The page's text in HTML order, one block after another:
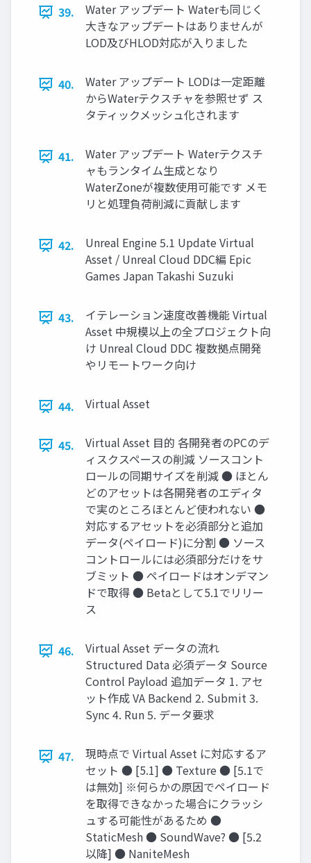
39.
Water アップデート Waterも同じく
大きなアップデートはありませんが
LOD及びHLOD対応が入りました
40.
Water アップデート LODは一定距離
からWaterテクスチャを参照せず ス
タティックメッシュ化されます
41.
Water アップデート Waterテクスチ
ャもランタイム生成となり
WaterZoneが複数使用可能です メモ
リと処理負荷削減に貢献します
42.
Unreal Engine 5.1 Update Virtual
Asset / Unreal Cloud DDC編 Epic
Games Japan Takashi Suzuki
43.
イテレーション速度改善機能 Virtual
Asset 中規模以上の全プロジェクト向
け Unreal Cloud DDC 複数拠点開発
やリモートワーク向け
44. Virtual Asset
45.
Virtual Asset 目的 各開発者のPCのデ
ィスクスペースの削減 ソースコント
ロールの同期サイズを削減 ● ほとん
どのアセットは各開発者のエディタ
で実のところほとんど使われない ●
対応するアセットを必須部分と追加
データ(ペイロード)に分割 ● ソース
コントロールには必須部分だけをサ
ブミット ● ペイロードはオンデマン
ドで取得 ● Betaとして5.1でリリー
ス
46.
Virtual Asset データの流れ
Structured Data 必須データ Source
Control Payload 追加データ 1. アセ
ット作成 VA Backend 2. Submit 3.
Sync 4. Run 5. データ要求
47.
現時点で Virtual Asset に対応するア
セット ● [5.1] ● Texture ● [5.1で
は無効] ※何らかの原因でペイロード
を取得できなかった場合にクラッシ
ュする可能性があるため ●
StaticMesh ● SoundWave? ● [5.2
以降] ● NaniteMesh